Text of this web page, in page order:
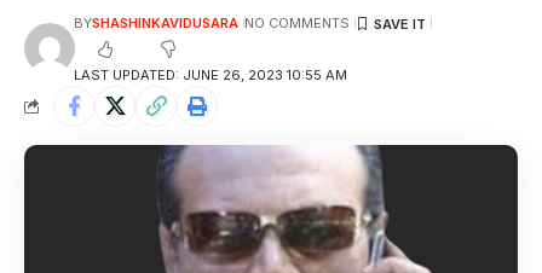
LAST UPDATED: JUNE 26, 2023 10:55 AM
BYSHASHINKAVIDUSARA NO COMMENTS